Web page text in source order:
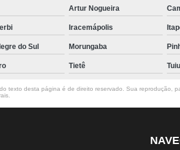
Artur Nogueira
Iracemápolis
do Sul Morungaba
Tietê
texto desta página é de direito reservado. Sua reprodução,